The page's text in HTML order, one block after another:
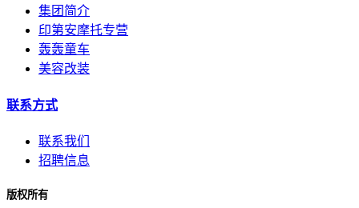
集团简介
印第安摩托专营
轰轰童车
美容改装
联系方式
联系我们
招聘信息
版权所有